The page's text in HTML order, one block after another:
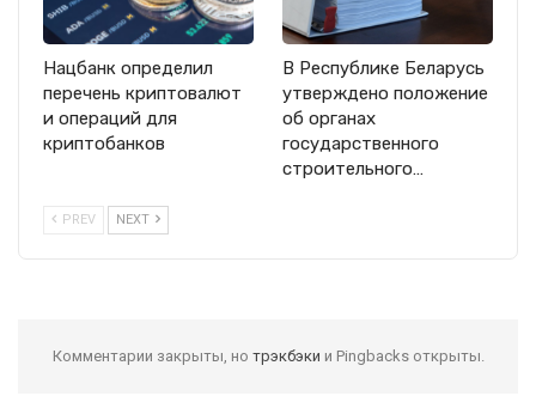
Нацбанк определил
перечень криптовалют
и операций для
криптобанков
В Республике Беларусь
утверждено положение
об органах
государственного
строительного…
PREV NEXT
Комментарии закрыты, но трэкбэки и Pingbacks открыты.